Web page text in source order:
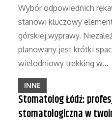
Wybór odpowiednich
stanowi kluczowy
górskiej wyprawy.
planowany jest krótki
wielodniowy trekking w…
INNE
Stomatolog Łódź:
stomatologiczna w